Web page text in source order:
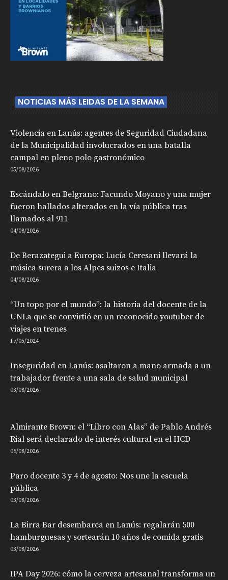
NOTICIAS MÁS LEIDAS DE LA SEMANA
Violencia en Lanús: agentes de Seguridad Ciudadana
de la Municipalidad involucrados en una batalla
campal en pleno polo gastronómico
05/08/2026
Escándalo en Belgrano: Facundo Moyano y una mujer
fueron hallados alterados en la vía pública tras
llamados al 911
04/08/2026
De Berazategui a Europa: Lucía Ceresani llevará la
música surera a los Alpes suizos e Italia
04/08/2026
“Un topo por el mundo”: la historia del docente de la
UNLa que se convirtió en un reconocido youtuber de
viajes en trenes
17/05/2024
Inseguridad en Lanús: asaltaron a mano armada a un
trabajador frente a una sala de salud municipal
03/08/2026
Almirante Brown: el “Libro con Alas” de Pablo Andrés
Rial será declarado de interés cultural en el HCD
06/08/2026
Paro docente 3 y 4 de agosto: Nos une la escuela
pública
03/08/2026
La Birra Bar desembarca en Lanús: regalarán 500
hamburguesas y sortearán 10 años de comida gratis
03/08/2026
IPA Day 2026: cómo la cerveza artesanal transforma un